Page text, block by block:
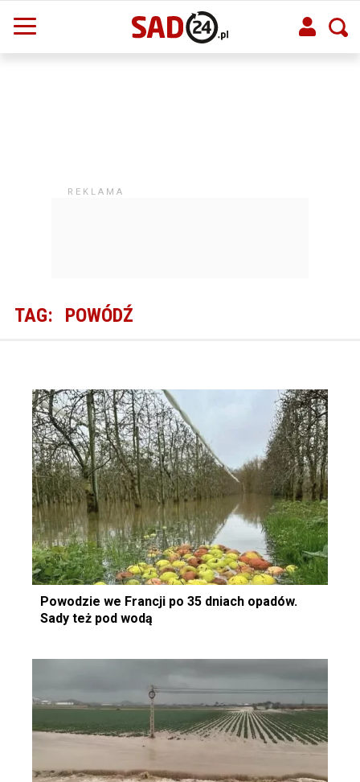
TAG: POWÓDŹ
Powodzie we Francji po 35 dniach opadów.
Sady też pod wodą